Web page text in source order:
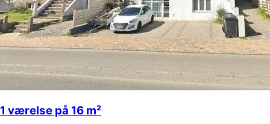
1 værelse på 16 m²